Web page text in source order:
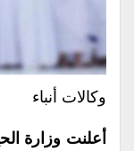
وكالات أنباء
أعلنت وزارة